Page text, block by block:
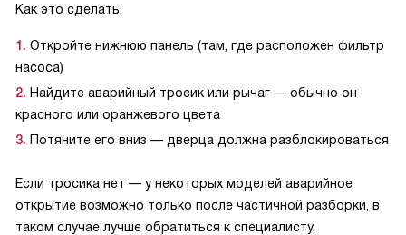
Как это сделать:
Откройте нижнюю панель (там, где расположен фильтр
насоса)
Найдите аварийный тросик или рычаг — обычно он
красного или оранжевого цвета
Потяните его вниз — дверца должна разблокироваться
Если тросика нет — у некоторых моделей аварийное
открытие возможно только после частичной разборки, в
таком случае лучше обратиться к специалисту.